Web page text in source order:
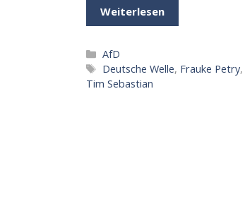
Weiterlesen
Kategorien
AfD
Schlagwörter
Deutsche Welle, Frauke Petry,
Tim Sebastian